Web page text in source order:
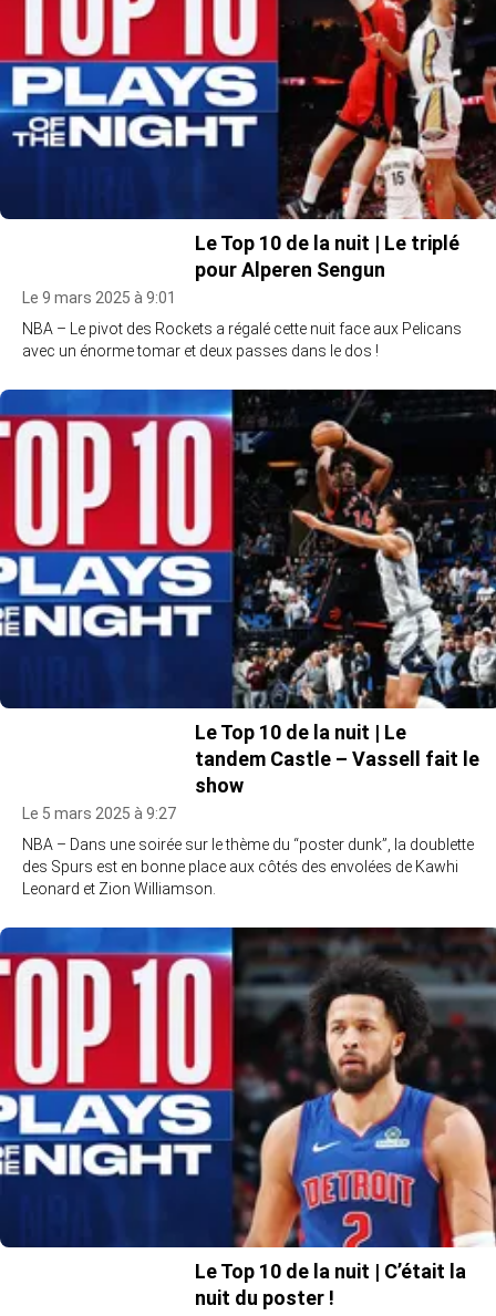
Le Top 10 de la nuit | Le triplé
pour Alperen Sengun
Le 9 mars 2025 à 9:01
NBA – Le pivot des Rockets a régalé cette nuit face aux Pelicans
avec un énorme tomar et deux passes dans le dos !
Le Top 10 de la nuit | Le
tandem Castle – Vassell fait le
show
Le 5 mars 2025 à 9:27
NBA – Dans une soirée sur le thème du “poster dunk”, la doublette
des Spurs est en bonne place aux côtés des envolées de Kawhi
Leonard et Zion Williamson.
Le Top 10 de la nuit | C’était la
nuit du poster !